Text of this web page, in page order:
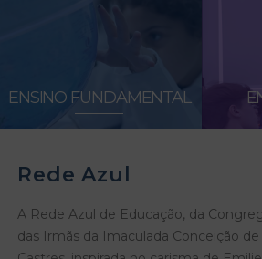
ENSINO FUNDAMENTAL
Rede Azul
A Rede Azul de Educação, da
das Irmãs da Imaculada Conceição de